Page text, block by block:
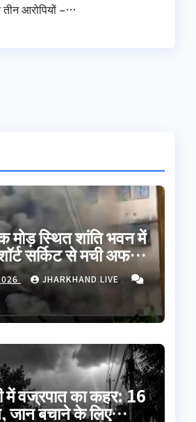
आरोपियों –…
मोड़ स्थित शांति भवन में
सर्किट से मची अफरा-
टला
JHARKHAND LIVE
में वज्रपात का कहर: 16
जान बचाने के लिए